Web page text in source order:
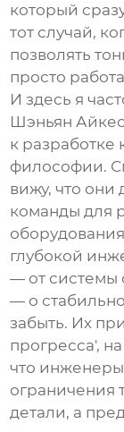
который
тот случай,
позволять
просто
И здесь я
Шэньян
к разработке
философии.
вижу, что
команды для
глубокой
— от системы
— о
забыть. Их
прогресса',
что инженеры
ограничения
детали, а